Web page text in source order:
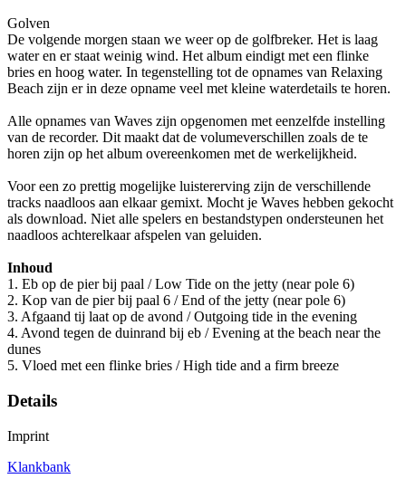
Golven
De volgende morgen staan we weer op de golfbreker. Het is laag
water en er staat weinig wind. Het album eindigt met een flinke
bries en hoog water. In tegenstelling tot de opnames van Relaxing
Beach zijn er in deze opname veel met kleine waterdetails te horen.
Alle opnames van Waves zijn opgenomen met eenzelfde instelling
van de recorder. Dit maakt dat de volumeverschillen zoals de te
horen zijn op het album overeenkomen met de werkelijkheid.
Voor een zo prettig mogelijke luistererving zijn de verschillende
tracks naadloos aan elkaar gemixt. Mocht je Waves hebben gekocht
als download. Niet alle spelers en bestandstypen ondersteunen het
naadloos achterelkaar afspelen van geluiden.
Inhoud
1. Eb op de pier bij paal / Low Tide on the jetty (near pole 6)
2. Kop van de pier bij paal 6 / End of the jetty (near pole 6)
3. Afgaand tij laat op de avond / Outgoing tide in the evening
4. Avond tegen de duinrand bij eb / Evening at the beach near the
dunes
5. Vloed met een flinke bries / High tide and a firm breeze
Details
Imprint
Klankbank